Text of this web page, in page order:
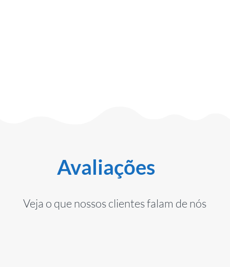
Avaliações
Veja o que nossos clientes falam de nós